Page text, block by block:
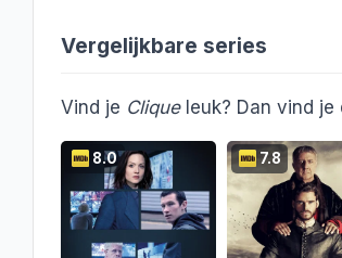
Vergelijkbare series
Vind je Cliqueleuk? Dan vind je
8.0 7.8